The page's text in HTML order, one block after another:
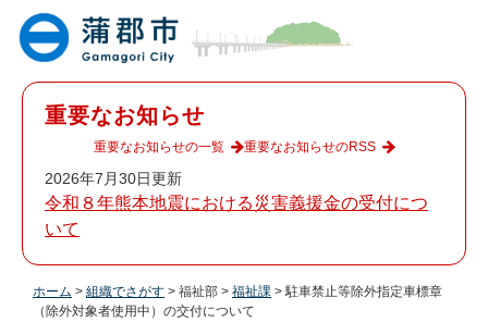
重要なお知らせ
2026年7月30日更新
令和８年熊本地震における災害義援金の受付につ
いて
重要なお知らせの一覧 重要なお知らせのRSS
ホーム > 組織でさがす > 福祉部 > 福祉課 >駐車禁止等除外指定車標章
（除外対象者使用中）の交付について